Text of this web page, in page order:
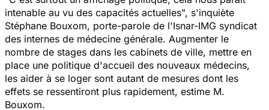
intenable au vu des capacités actuelles", s'inquiète
Stéphane Bouxom, porte-parole de l'Isnar-IMG syndicat
des internes de médecine générale. Augmenter le
nombre de stages dans les cabinets de ville, mettre en
place une politique d'accueil des nouveaux médecins,
les aider à se loger sont autant de mesures dont les
effets se ressentiront plus rapidement, estime M.
Bouxom.